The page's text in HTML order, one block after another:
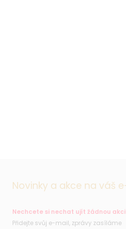
Novinky a akce na váš
Nechcete si nechat ujít žádnou
Přidejte svůj e-mail, zprávy zasíláme